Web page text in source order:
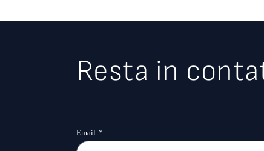
Resta in